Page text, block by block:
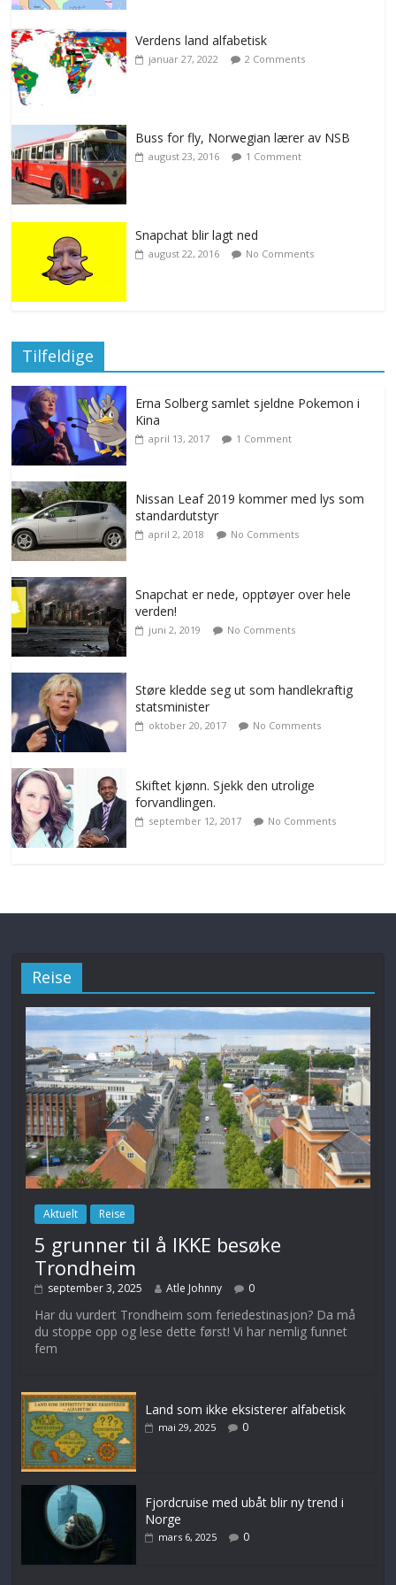
Verdens land alfabetisk
januar 27, 2022 2 Comments
Buss for fly, Norwegian lærer av NSB
august 23, 2016 1 Comment
Snapchat blir lagt ned
august 22, 2016 No Comments
Tilfeldige
Erna Solberg samlet sjeldne Pokemon i
Kina
april 13, 2017 1 Comment
Nissan Leaf 2019 kommer med lys som
standardutstyr
april 2, 2018 No Comments
Snapchat er nede, opptøyer over hele
verden!
juni 2, 2019 No Comments
Støre kledde seg ut som handlekraftig
statsminister
oktober 20, 2017 No Comments
Skiftet kjønn. Sjekk den utrolige
forvandlingen.
september 12, 2017 No Comments
Reise
Aktuelt Reise
5 grunner til å IKKE besøke
Trondheim
september 3, 2025 Atle Johnny 0
Har du vurdert Trondheim som feriedestinasjon? Da må
du stoppe opp og lese dette først! Vi har nemlig funnet
fem
Land som ikke eksisterer alfabetisk
mai 29, 2025 0
Fjordcruise med ubåt blir ny trend i
Norge
mars 6, 2025 0